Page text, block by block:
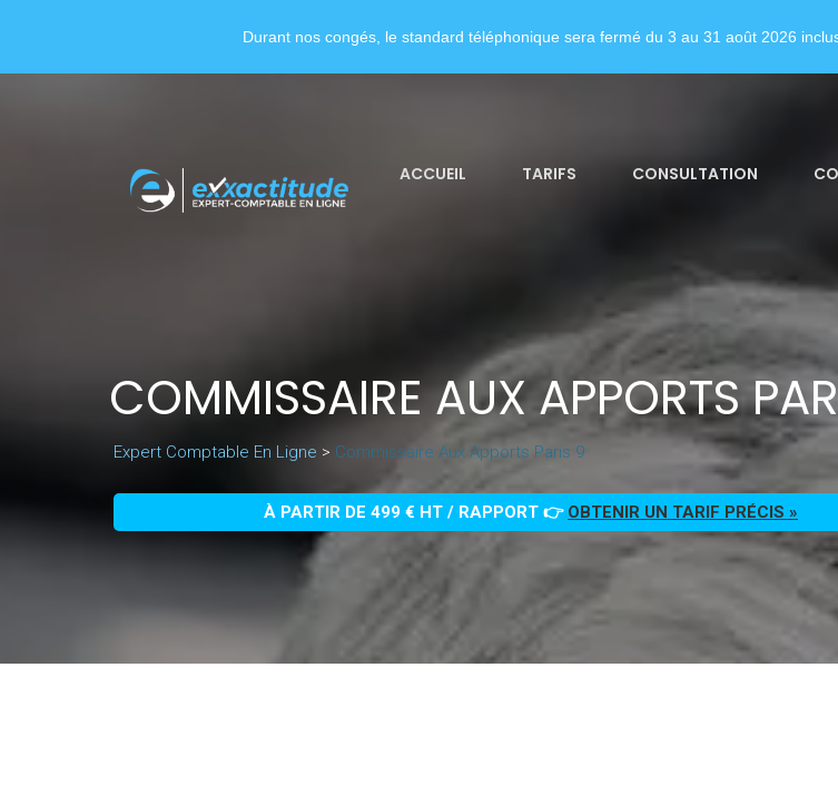
ACCUEIL TARIFS CONSULTATION
COMMISSAIRE AUX APPORTS
Expert Comptable En Ligne > Commissaire Aux Apports Paris 9
À PARTIR DE 499 € HT / RAPPORT 👉 OBTENIR UN TARIF PRÉCIS »
Durant nos congés, le standard téléphonique sera fermé du 3 au 31 août 2026